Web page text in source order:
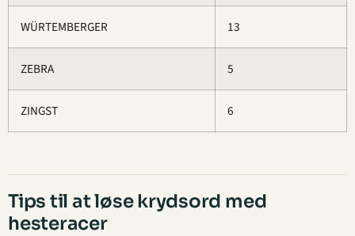
WÜRTEMBERGER 13
ZEBRA 5
ZINGST 6
Tips til at løse krydsord med
hesteracer